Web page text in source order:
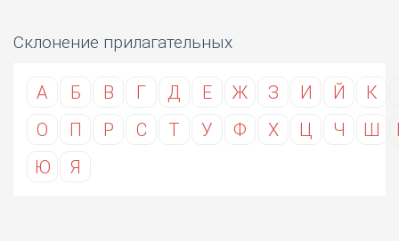
Склонение прилагательных
А Б В Г Д Е Ж З И Й К
О
П Р С Т У Ф Х Ц Ч Ш
Ю
Я